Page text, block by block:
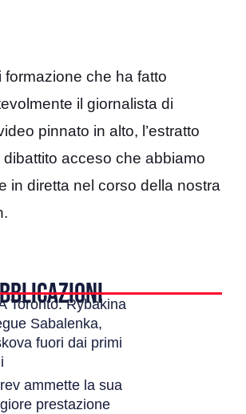
formazione che ha fatto
il giornalista di
pinnato in alto, l’estratto
acceso che abbiamo
in diretta nel corso della nostra
Toronto: Rybakina
Sabalenka,
fuori dai primi
ammette la sua
prestazione